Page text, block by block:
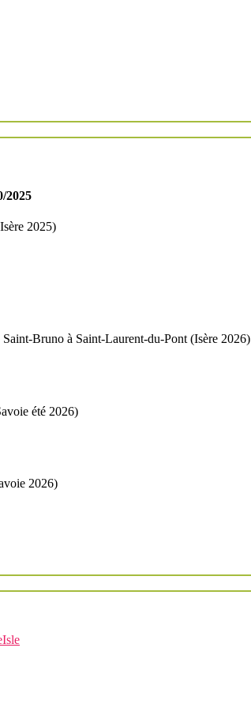
2025
2025)
Bruno à Saint-Laurent-du-Pont (Isère 2026)
été 2026)
2026)